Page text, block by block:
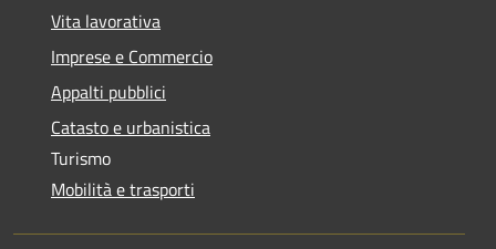
Vita lavorativa
Imprese e Commercio
Appalti pubblici
Catasto e urbanistica
Turismo
Mobilità e trasporti